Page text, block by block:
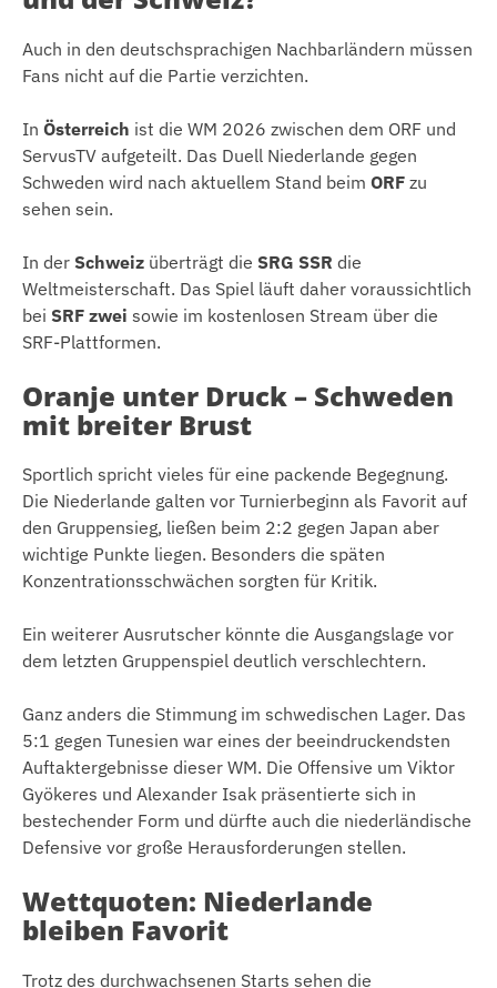
Auch in den deutschsprachigen Nachbarländern müssen
Fans nicht auf die Partie verzichten.
In Österreich ist die WM 2026 zwischen dem ORF und
ServusTV aufgeteilt. Das Duell Niederlande gegen
Schweden wird nach aktuellem Stand beim ORF zu
sehen sein.
In der Schweiz überträgt die SRG SSR die
Weltmeisterschaft. Das Spiel läuft daher voraussichtlich
bei SRF zwei sowie im kostenlosen Stream über die
SRF-Plattformen.
Oranje unter Druck – Schweden
mit breiter Brust
Sportlich spricht vieles für eine packende Begegnung.
Die Niederlande galten vor Turnierbeginn als Favorit auf
den Gruppensieg, ließen beim 2:2 gegen Japan aber
wichtige Punkte liegen. Besonders die späten
Konzentrationsschwächen sorgten für Kritik.
Ein weiterer Ausrutscher könnte die Ausgangslage vor
dem letzten Gruppenspiel deutlich verschlechtern.
Ganz anders die Stimmung im schwedischen Lager. Das
5:1 gegen Tunesien war eines der beeindruckendsten
Auftaktergebnisse dieser WM. Die Offensive um Viktor
Gyökeres und Alexander Isak präsentierte sich in
bestechender Form und dürfte auch die niederländische
Defensive vor große Herausforderungen stellen.
Wettquoten: Niederlande
bleiben Favorit
Trotz des durchwachsenen Starts sehen die